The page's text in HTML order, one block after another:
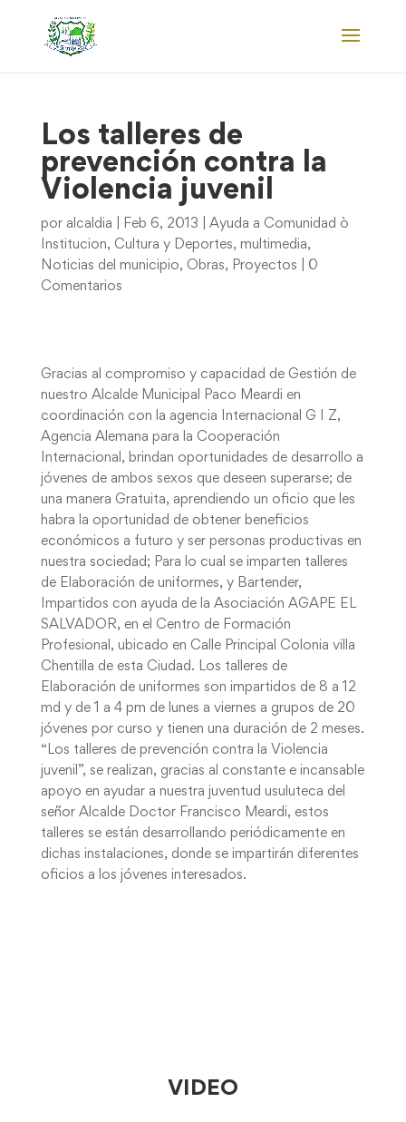
Los talleres de
prevención contra la
Violencia juvenil
por alcaldia Feb 6, 2013
Ayuda a Comunidad ò
Institucion, Cultura y Deportes, multimedia,
Noticias del municipio, Obras, Proyectos
0
Comentarios
Gracias al compromiso y capacidad de Gestión de
nuestro Alcalde Municipal Paco Meardi en
coordinación con la agencia Internacional G I Z,
Agencia Alemana para la Cooperación
Internacional, brindan oportunidades de desarrollo a
jóvenes de ambos sexos que deseen superarse; de
una manera Gratuita, aprendiendo un oficio que les
habra la oportunidad de obtener beneficios
económicos a futuro y ser personas productivas en
nuestra sociedad; Para lo cual se imparten talleres
de Elaboración de uniformes, y Bartender,
Impartidos con ayuda de la Asociación AGAPE EL
SALVADOR, en el Centro de Formación
Profesional, ubicado en Calle Principal Colonia villa
Chentilla de esta Ciudad. Los talleres de
Elaboración de uniformes son impartidos de 8 a 12
md y de 1 a 4 pm de lunes a viernes a grupos de 20
jóvenes por curso y tienen una duración de 2 meses.
“Los talleres de prevención contra la Violencia
juvenil”, se realizan, gracias al constante e incansable
apoyo en ayudar a nuestra juventud usuluteca del
señor Alcalde Doctor Francisco Meardi, estos
talleres se están desarrollando periódicamente en
dichas instalaciones, donde se impartirán diferentes
oficios a los jóvenes interesados.
VIDEO